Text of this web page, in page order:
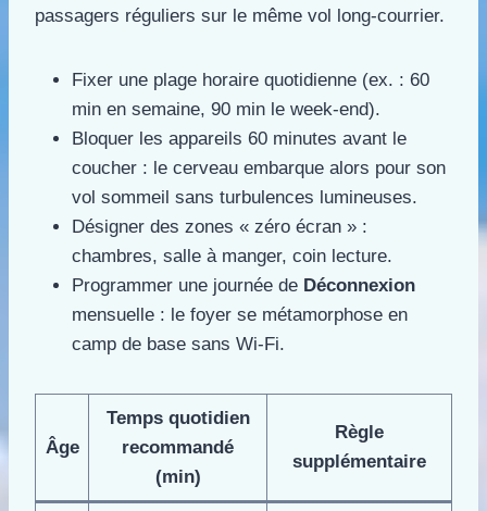
passagers réguliers sur le même vol long-courrier.
Fixer une plage horaire quotidienne (ex. : 60
min en semaine, 90 min le week-end).
Bloquer les appareils 60 minutes avant le
coucher : le cerveau embarque alors pour son
vol sommeil sans turbulences lumineuses.
Désigner des zones « zéro écran » :
chambres, salle à manger, coin lecture.
Programmer une journée de Déconnexion
mensuelle : le foyer se métamorphose en
camp de base sans Wi-Fi.
Âge
Temps quotidien
recommandé
(min)
Règle
supplémentaire